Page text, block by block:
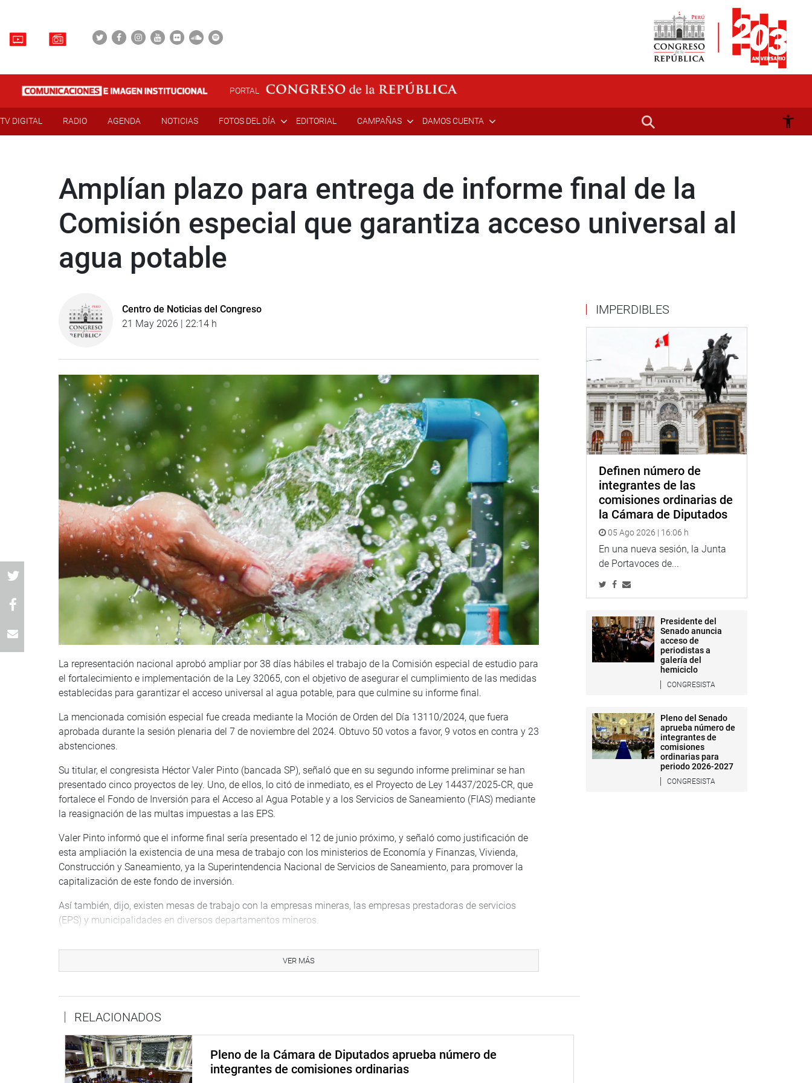
PORTAL
TV DIGITAL RADIO AGENDA NOTICIAS FOTOS DEL DÍA EDITORIAL CAMPAÑAS DAMOS CUENTA
Amplían plazo para entrega de informe final de la
Comisión especial que garantiza acceso universal al
agua potable
Centro de Noticias del Congreso
21 May 2026 | 22:14 h
La representación nacional aprobó ampliar por 38 días hábiles el trabajo de la Comisión especial de estudio para
el fortalecimiento e implementación de la Ley 32065, con el objetivo de asegurar el cumplimiento de las medidas
establecidas para garantizar el acceso universal al agua potable, para que culmine su informe final.
La mencionada comisión especial fue creada mediante la Moción de Orden del Día 13110/2024, que fuera
aprobada durante la sesión plenaria del 7 de noviembre del 2024. Obtuvo 50 votos a favor, 9 votos en contra y 23
abstenciones.
Su titular, el congresista Héctor Valer Pinto (bancada SP), señaló que en su segundo informe preliminar se han
presentado cinco proyectos de ley. Uno, de ellos, lo citó de inmediato, es el Proyecto de Ley 14437/2025-CR, que
fortalece el Fondo de Inversión para el Acceso al Agua Potable y a los Servicios de Saneamiento (FIAS) mediante
la reasignación de las multas impuestas a las EPS.
Valer Pinto informó que el informe final sería presentado el 12 de junio próximo, y señaló como justificación de
esta ampliación la existencia de una mesa de trabajo con los ministerios de Economía y Finanzas, Vivienda,
Construcción y Saneamiento, ya la Superintendencia Nacional de Servicios de Saneamiento, para promover la
capitalización de este fondo de inversión.
Así también, dijo, existen mesas de trabajo con la empresas mineras, las empresas prestadoras de servicios
(EPS) y municipalidades en diversos departamentos mineros.
VER MÁS
RELACIONADOS
Pleno de la Cámara de Diputados aprueba número de
integrantes de comisiones ordinarias
IMPERDIBLES
Definen número de
integrantes de las
comisiones ordinarias de
la Cámara de Diputados
05 Ago 2026 | 16:06 h
En una nueva sesión, la Junta
de Portavoces de...
Presidente del
Senado anuncia
acceso de
periodistas a
galería del
hemiciclo
CONGRESISTA
Pleno del Senado
aprueba número de
integrantes de
comisiones
ordinarias para
periodo 2026-2027
CONGRESISTA